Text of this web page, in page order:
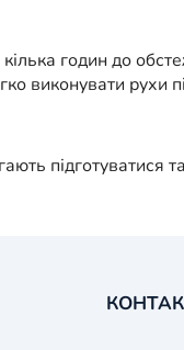
годин до
виконувати рухи
підготуватися